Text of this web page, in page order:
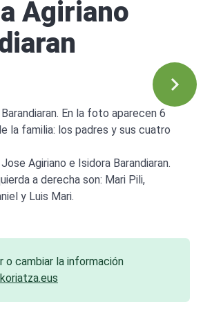
Agiriano
Barandiaran. En la foto aparecen 6
la familia: los padres y sus cuatro
Agiriano e Isidora Barandiaran.
a derecha son: Mari Pili,
y Luis Mari.
o cambiar la información